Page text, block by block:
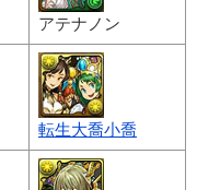
アテナノン
転生大喬小喬